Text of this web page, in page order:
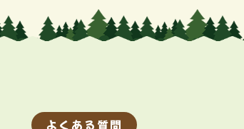
よくある質問